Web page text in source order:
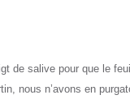
de salive pour que le
nous n’avons en